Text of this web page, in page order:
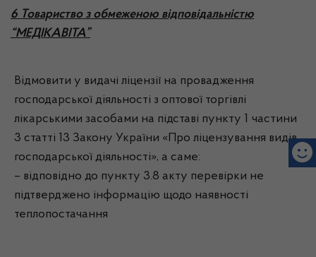
6 Товариство з обмеженою відповідальністю
“МЕДІКАВІТА”
Відмовити у видачі ліцензії на провадження
господарської діяльності з оптової торгівлі
лікарськими засобами на підставі пункту 1 частини
3 статті 13 Закону України «Про ліцензування видів
господарської діяльності», а саме:
– відповідно до пункту 3.8 акту перевірки не
підтверджено інформацію щодо наявності
теплопостачання